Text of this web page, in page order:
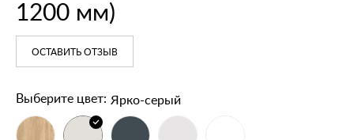
1200 мм)
ОСТАВИТЬ ОТЗЫВ
Выберите цвет: Ярко-серый